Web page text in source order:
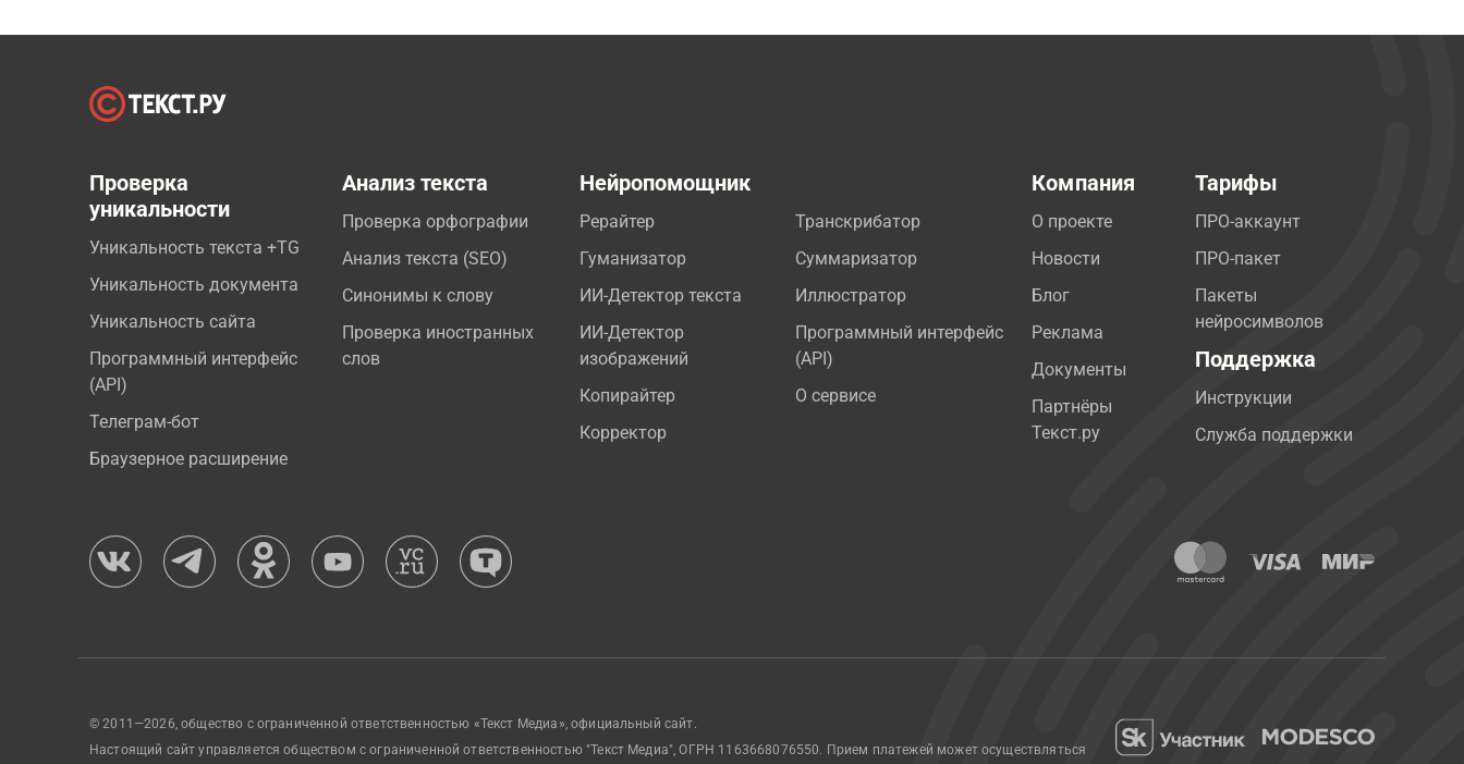
Проверка
уникальности
Уникальность текста +TG
Уникальность документа
Уникальность сайта
Программный интерфейс
(API)
Телеграм-бот
Браузерное расширение
Анализ текста
Проверка орфографии
Анализ текста (SEO)
Синонимы к слову
Проверка иностранных
слов
Нейропомощник
Рерайтер
Гуманизатор
ИИ-Детектор текста
ИИ-Детектор
изображений
Копирайтер
Корректор
Транскрибатор
Суммаризатор
Иллюстратор
Программный интерфейс
(API)
О сервисе
Компания
О проекте
Новости
Блог
Реклама
Документы
Партнёры
Текст.ру
Тарифы
ПРО-аккаунт
ПРО-пакет
Пакеты
нейросимволов
Поддержка
Инструкции
Служба поддержки
© 2011—2026, общество с ограниченной ответственностью «Текст Медиа», официальный сайт.
Настоящий сайт управляется обществом с ограниченной ответственностью "Текст Медиа", ОГРН 1163668076550. Прием платежей может осуществляться